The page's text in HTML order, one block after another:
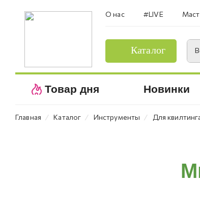
О нас #LIVE
Каталог
Товар дня Новинки
Главная ⁄ Каталог ⁄ Инструменты ⁄ Для